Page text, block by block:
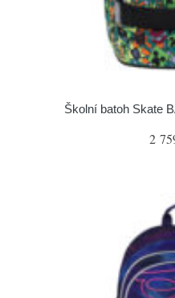
Školní batoh Skate
2